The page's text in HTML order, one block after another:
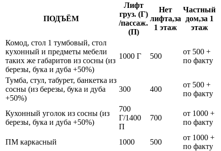
ПОДЪЁМ
Лифт
груз. (Г)
/пассаж.
(П)
Нет
лифта,за
1 этаж
Частный
дом,за 1
этаж
Комод, стол 1 тумбовый, стол
кухонный и предметы мебели
таких же габаритов из сосны (из
березы, бука и дуба +50%)
1000 Г 500
от 500 +
по факту
Тумба, стул, табурет, банкетка из
сосны (из березы, бука и дуба
+50%)
300 400
от 500 +
по факту
Кухонный уголок из сосны (из
березы, бука и дуба +50%)
700
Г/1400
П
700
от 1000 +
по факту
ПМ каркасный 1000 500
от 1000 +
по факту